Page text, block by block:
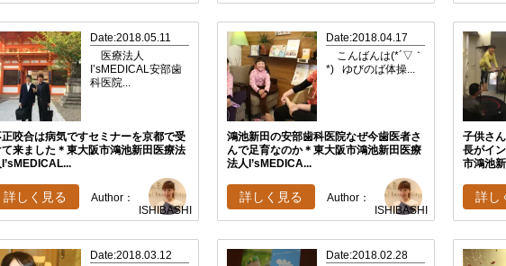
Date:2018.05.11
医療法人
I’sMEDICAL安部歯
科医院...
咬合は病気ですセミナーを京都で受
来ました＊東大阪市鴻池新田医療法
Author：
ISHIBASHI
詳しく見る
Date:2018.04.17
こんばんは(*´▽｀
*) ゆびのば体操...
鴻池新田の安部歯科医院なぜ今歯医者さ
んで足育なのか＊東大阪市鴻池新田医療
法人I’sMEDICA...
Author：
ISHIBASHI
詳しく見る
子供さ
長がイ
市鴻池
詳し
Date:2018.03.12
Date:2018.02.28